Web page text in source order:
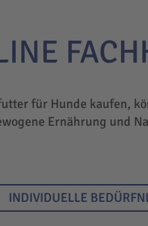
für Hunde kaufen,
Ernährung und
INDIVIDUELLE